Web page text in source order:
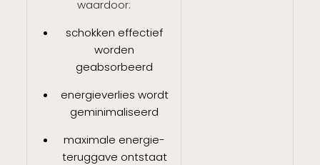
waardoor:
schokken effectief
worden
geabsorbeerd
energieverlies wordt
geminimaliseerd
maximale energie-
teruggave ontstaat